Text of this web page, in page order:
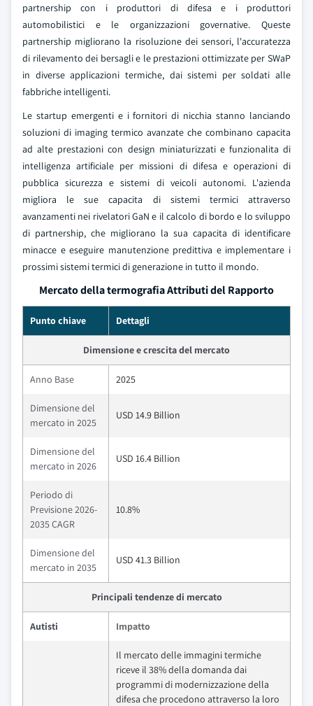
partnership con i produttori di difesa e i produttori
automobilistici e le organizzazioni governative. Queste
partnership migliorano la risoluzione dei sensori, l'accuratezza
di rilevamento dei bersagli e le prestazioni ottimizzate per SWaP
in diverse applicazioni termiche, dai sistemi per soldati alle
fabbriche intelligenti.
Le startup emergenti e i fornitori di nicchia stanno lanciando
soluzioni di imaging termico avanzate che combinano capacita
ad alte prestazioni con design miniaturizzati e funzionalita di
intelligenza artificiale per missioni di difesa e operazioni di
pubblica sicurezza e sistemi di veicoli autonomi. L'azienda
migliora le sue capacita di sistemi termici attraverso
avanzamenti nei rivelatori GaN e il calcolo di bordo e lo sviluppo
di partnership, che migliorano la sua capacita di identificare
minacce e eseguire manutenzione predittiva e implementare i
prossimi sistemi termici di generazione in tutto il mondo.
Mercato della termografia Attributi del Rapporto
Punto chiave Dettagli
Dimensione e crescita del mercato
Anno Base 2025
Dimensione del
mercato in 2025
USD 14.9 Billion
Dimensione del
mercato in 2026
USD 16.4 Billion
Periodo di
Previsione 2026-
2035 CAGR
10.8%
Dimensione del
mercato in 2035
USD 41.3 Billion
Principali tendenze di mercato
Autisti Impatto
Il mercato delle immagini termiche
riceve il 38% della domanda dai
programmi di modernizzazione della
difesa che procedono attraverso la loro